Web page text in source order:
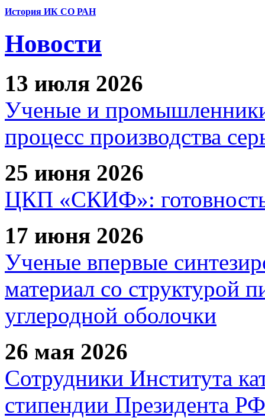
История ИК СО РАН
Новости
13 июля 2026
Ученые и
процесс производства
25 июня 2026
ЦКП «СКИФ»: готовность
17 июня 2026
Ученые впервые
материал со структурой
углеродной оболочки
26 мая 2026
Сотрудники Института
стипендии Президента РФ